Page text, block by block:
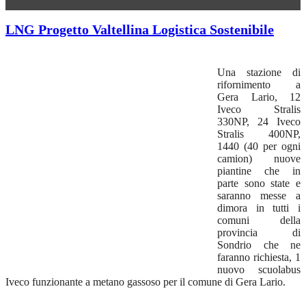
LNG Progetto Valtellina Logistica Sostenibile
Una stazione di
rifornimento a
Gera Lario, 12
Iveco Stralis
330NP, 24 Iveco
Stralis 400NP,
1440 (40 per ogni
camion) nuove
piantine che in
parte sono state e
saranno messe a
dimora in tutti i
comuni della
provincia di
Sondrio che ne
faranno richiesta, 1
nuovo scuolabus
Iveco funzionante a metano gassoso per il comune di Gera Lario.